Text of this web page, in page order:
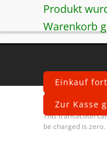
Produkt
Warenkorb
Einkauf
Zur Kasse
Fehler
This transaction
be charged is zero.